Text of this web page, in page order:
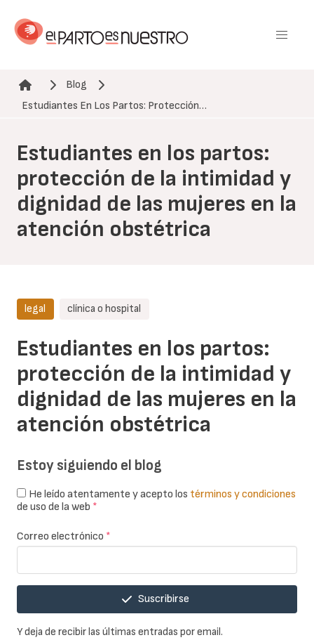
contenido
Ruta de navegación
Blog
Estudiantes En Los Partos: Protección…
Estudiantes en los partos:
protección de la intimidad y
dignidad de las mujeres en la
atención obstétrica
Estudiantes en los partos:
protección de la intimidad y
dignidad de las mujeres en la
atención obstétrica
legal clínica o hospital
Estoy siguiendo el blog
He leído atentamente y acepto los términos y condiciones
de uso de la web *
Correo electrónico *
Suscribirse
Y deja de recibir las últimas entradas por email.